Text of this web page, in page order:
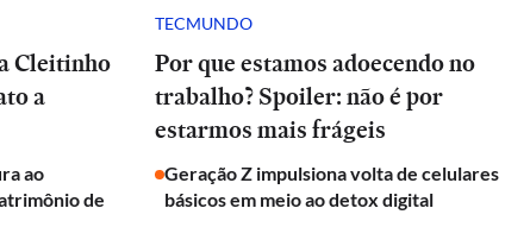
Cleitinho
a
ao
de
TECMUNDO
Por que estamos adoecendo no
trabalho? Spoiler: não é por
estarmos mais frágeis
Geração Z impulsiona volta de celulares
básicos em meio ao detox digital